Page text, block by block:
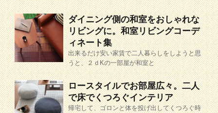
ダイニング側の和室をおしゃれな
リビングに。和室リビングコーデ
ィネート集
出来るだけ安い家賃で二人暮らしをしようと思
うと、２ｄKの一部屋が和室と
ロースタイルでお部屋広々。二人
で床でくつろぐインテリア
帰宅して、ゴロンと体を投げ出してくつろぐ時